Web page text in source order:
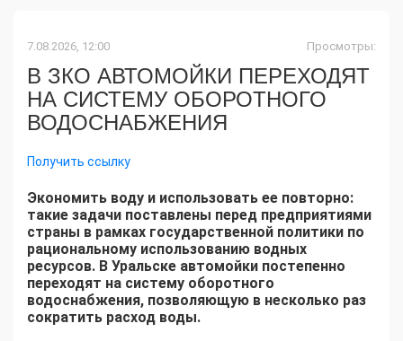
7.08.2026, 12:00 Просмотры:
В ЗКО АВТОМОЙКИ ПЕРЕХОДЯТ
НА СИСТЕМУ ОБОРОТНОГО
ВОДОСНАБЖЕНИЯ
Получить ссылку
Экономить воду и использовать ее повторно:
такие задачи поставлены перед предприятиями
страны в рамках государственной политики по
рациональному использованию водных
ресурсов. В Уральске автомойки постепенно
переходят на систему оборотного
водоснабжения, позволяющую в несколько раз
сократить расход воды.